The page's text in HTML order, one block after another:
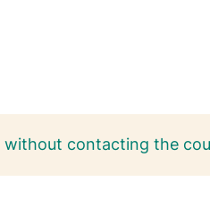
without contacting the